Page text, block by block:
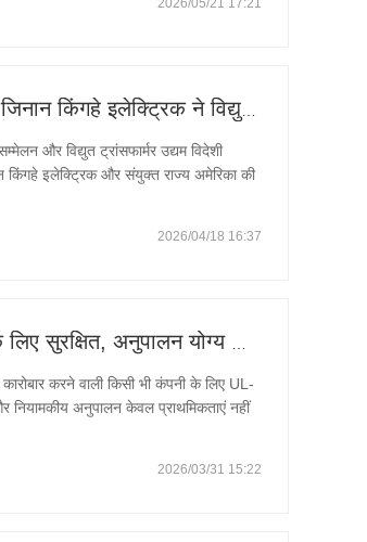
2026/05/21 17:21
बाहर जाने से लेकर स्थिर और दूरगामी विस्तार तक | जिनान किंगहे इलेक्ट्रिक ने विद्युत उपकरण विदेशी सम्मेलन का सह-आयोजन किया, जो वैश्वीकरण की मजबूत ताकत को दर्शाता है।
और विद्युत ट्रांसफार्मर उद्यम विदेशी
किंगहे इलेक्ट्रिक और संयुक्त राज्य अमेरिका की
2026/04/18 16:37
करने वाली किसी भी कंपनी के लिए UL-
नियामकीय अनुपालन केवल प्राथमिकताएं नहीं
2026/03/31 15:22